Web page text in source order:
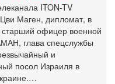
ITON-TV
Маген, дипломат, в
офицер военной
глава спецслужбы
и
посол Израиля в